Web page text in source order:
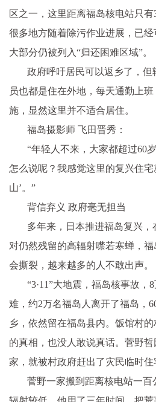
区之一，这里距离福岛核电站只
很多地方随着除污作业进展，已
大部分仍被列入“归还困难区域”。
政府呼吁居民可以返乡了，
员也都是住在外地，每天通勤上
施，显然这里并不适合居住。
福岛摄影师 飞田晋秀：
“年轻人不来，大家都超过60
怎么说呢？我感觉这里的复兴住宅
山’。”
背信弃义 政府毫无担当
多年来，日本推进福岛复兴
对仍然残留的高辐射噤若寒蝉，
会撕裂，越来越多的人不敢出声。
“3·11”大地震，福岛核事故，
难，约2万名福岛人离开了福岛，
乡，依然留在福岛县内。饭馆村
的真相，也没人敢说真话。菅野
家，就被村政府赶出了灾民临时住
菅野一家搬到距离核电站一